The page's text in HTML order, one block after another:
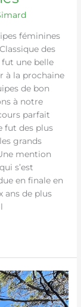
féminines
des
fut une belle
à la prochaine
de bon
à notre
parfait
fut des plus
grands
mention
s’est
en finale en
ans de plus